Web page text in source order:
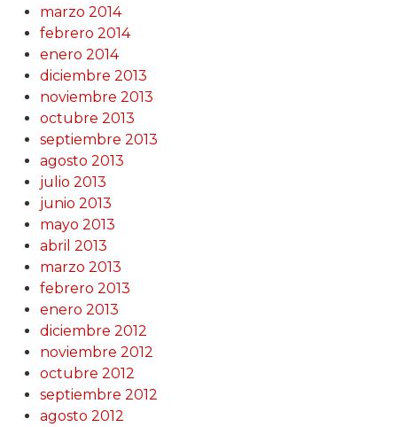
marzo 2014
febrero 2014
enero 2014
diciembre 2013
noviembre 2013
octubre 2013
septiembre 2013
agosto 2013
julio 2013
junio 2013
mayo 2013
abril 2013
marzo 2013
febrero 2013
enero 2013
diciembre 2012
noviembre 2012
octubre 2012
septiembre 2012
agosto 2012